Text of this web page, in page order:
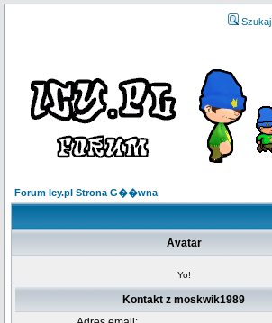
Szukaj
Forum Icy.pl Strona G��wna
Avatar
Yo!
Kontakt z moskwik1989